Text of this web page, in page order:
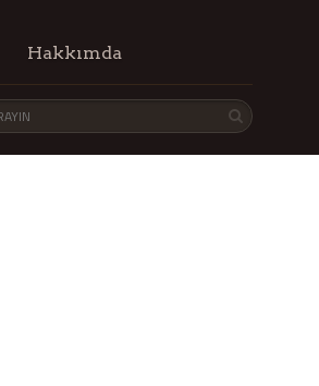
Hakkımda